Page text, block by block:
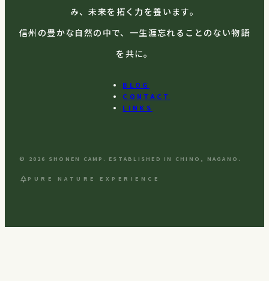
み、未来を拓く力を養います。
信州の豊かな自然の中で、一生涯忘れることのない物語
を共に。
BLOG
CONTACT
LINKS
© 2026 SHONEN CAMP. ESTABLISHED IN CHINO, NAGANO.
park PURE NATURE EXPERIENCE